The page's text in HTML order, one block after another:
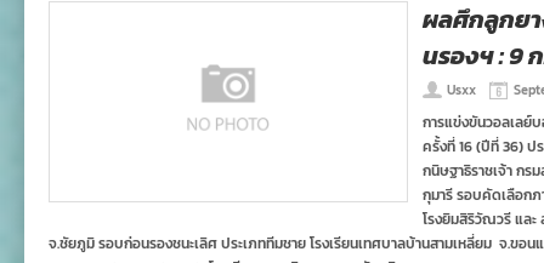
ผลศึกลูกยา
นรองฯ : 9
Usxx
การแข่งขันวอลเลย์
ครั้งที่ 16 (ปีที่ 36) ป
กนิษฐาธิราชเจ้า กร
กุมารี รอบคัดเลือกภ
โรงยิมสิริวัณวรี และ
จ.ชัยภูมิ รอบก่อนรองชนะเลิศ ประเภททีมชาย โรงเรียนเทศบาลบ้านสามเหลี่ยม จ.ขอ